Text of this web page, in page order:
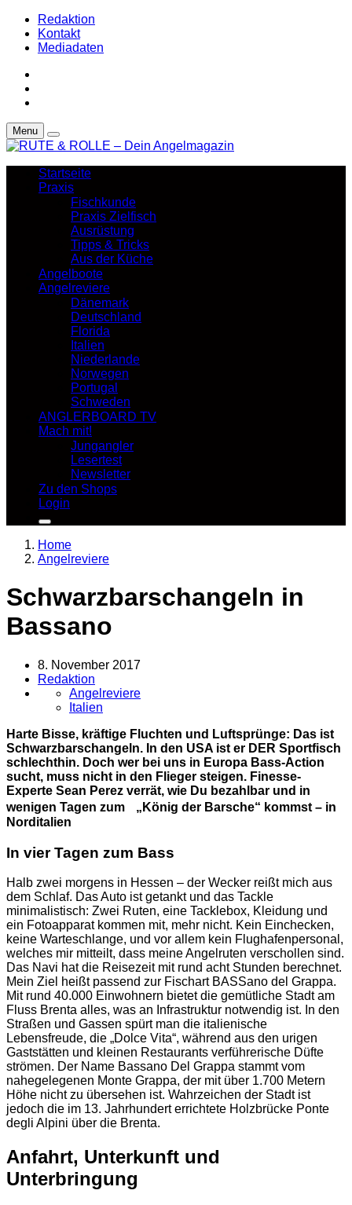
Redaktion
Kontakt
Mediadaten
Menu
Startseite
Praxis
Fischkunde
Praxis Zielfisch
Ausrüstung
Tipps & Tricks
Aus der Küche
Angelboote
Angelreviere
Dänemark
Deutschland
Florida
Italien
Niederlande
Norwegen
Portugal
Schweden
ANGLERBOARD TV
Mach mit!
Jungangler
Lesertest
Newsletter
Zu den Shops
Login
Home
Angelreviere
Schwarzbarschangeln in
Bassano
8. November 2017
Redaktion
Angelreviere
Italien
Harte Bisse, kräftige Fluchten und Luftsprünge: Das ist
Schwarzbarschangeln. In den USA ist er DER Sportfisch
schlechthin. Doch wer bei uns in Europa Bass-Action
sucht, muss nicht in den Flieger steigen. Finesse-
Experte Sean Perez verrät, wie Du bezahlbar und in
wenigen Tagen zum „König der Barsche“ kommst – in
Norditalien
In vier Tagen zum Bass
Halb zwei morgens in Hessen – der Wecker reißt mich aus
dem Schlaf. Das Auto ist getankt und das Tackle
minimalistisch: Zwei Ruten, eine Tacklebox, Kleidung und
ein Fotoapparat kommen mit, mehr nicht. Kein Einchecken,
keine Warteschlange, und vor allem kein Flughafenpersonal,
welches mir mitteilt, dass meine Angelruten verschollen sind.
Das Navi hat die Reisezeit mit rund acht Stunden berechnet.
Mein Ziel heißt passend zur Fischart BASSano del Grappa.
Mit rund 40.000 Einwohnern bietet die gemütliche Stadt am
Fluss Brenta alles, was an Infrastruktur notwendig ist. In den
Straßen und Gassen spürt man die italienische
Lebensfreude, die „Dolce Vita“, während aus den urigen
Gaststätten und kleinen Restaurants verführerische Düfte
strömen. Der Name Bassano Del Grappa stammt vom
nahegelegenen Monte Grappa, der mit über 1.700 Metern
Höhe nicht zu übersehen ist. Wahrzeichen der Stadt ist
jedoch die im 13. Jahrhundert errichtete Holzbrücke Ponte
degli Alpini über die Brenta.
Anfahrt, Unterkunft und
Unterbringung